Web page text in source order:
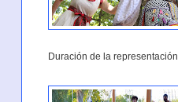
Duración de la